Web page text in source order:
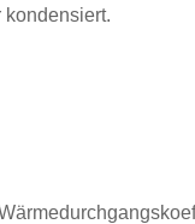
kondensiert.